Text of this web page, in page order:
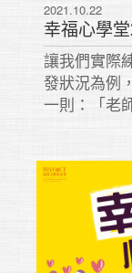
2021.10.22
讓我們實際
發狀況為例
一則：「老
出錢送孩子
這樣，真是